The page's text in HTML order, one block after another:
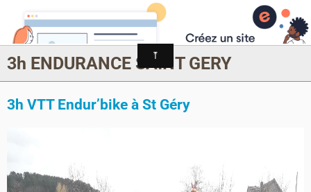
MONTAGRIER VTT-TRAIL
association montagrier sports loisirs
3h ENDURANCE SAINT GERY
3h VTT Endur’bike à St Géry